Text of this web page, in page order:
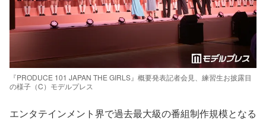
『PRODUCE 101 JAPAN THE GIRLS』概要発表記者会見、練習生お披露目
の様子（C）モデルプレス
エンタテインメント界で過去最大級の番組制作規模となる